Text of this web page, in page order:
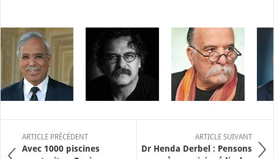
ARTICLE PRÉCÉDENT
Avec 1000 piscines
ARTICLE SUIVANT
Dr Henda Derbel : Pensons